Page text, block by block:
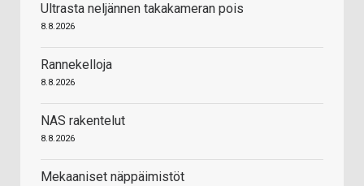
Ultrasta neljännen takakameran pois
8.8.2026
Rannekelloja
8.8.2026
NAS rakentelut
8.8.2026
Mekaaniset näppäimistöt